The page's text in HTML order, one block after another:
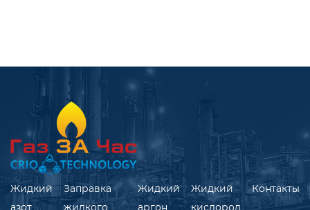
Жидкий
азот
Заправка
жидкого
Жидкий
аргон
Жидкий
кислород
Контакты